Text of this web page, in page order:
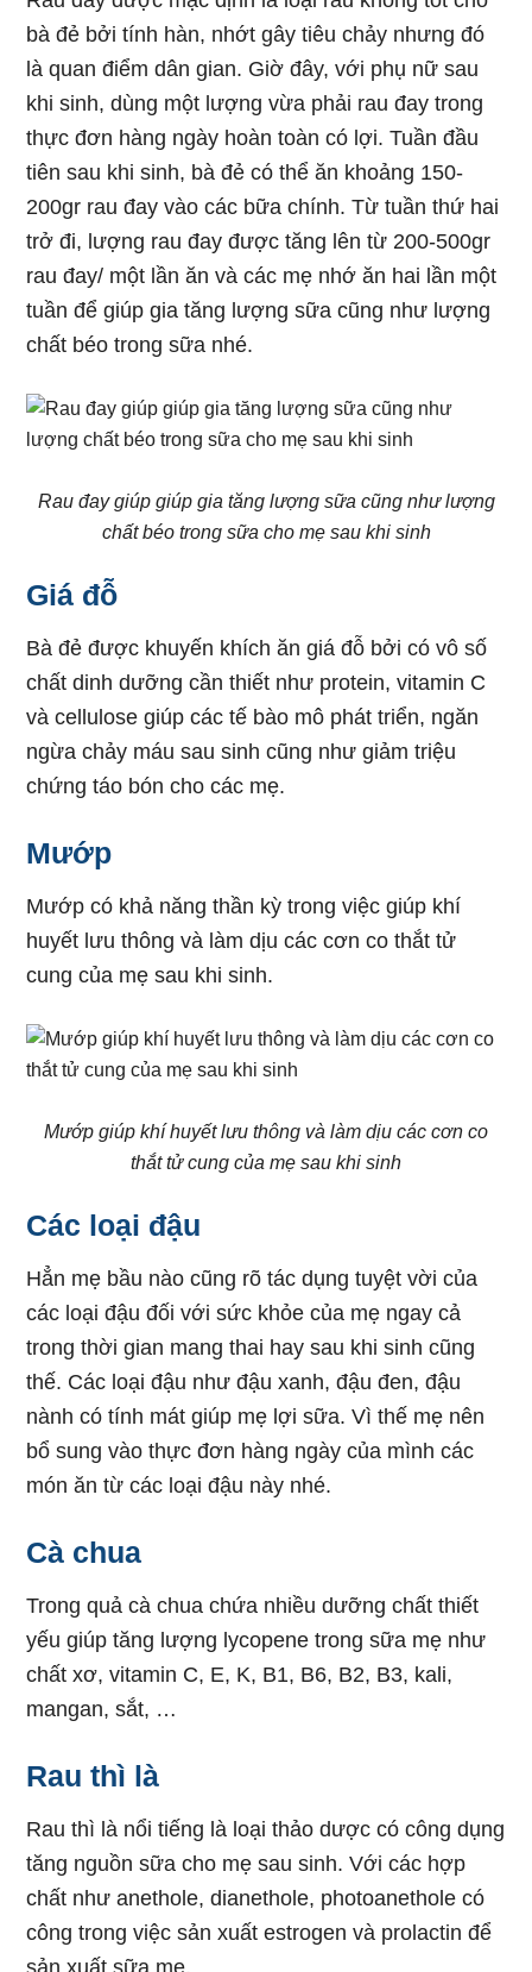
bà đẻ bởi tính hàn, nhớt gây tiêu chảy nhưng đó
là quan điểm dân gian. Giờ đây, với phụ nữ sau
khi sinh, dùng một lượng vừa phải rau đay trong
thực đơn hàng ngày hoàn toàn có lợi. Tuần đầu
tiên sau khi sinh, bà đẻ có thể ăn khoảng 150-
200gr rau đay vào các bữa chính. Từ tuần thứ hai
trở đi, lượng rau đay được tăng lên từ 200-500gr
rau đay/ một lần ăn và các mẹ nhớ ăn hai lần một
tuần để giúp gia tăng lượng sữa cũng như lượng
chất béo trong sữa nhé.
Rau đay giúp giúp gia tăng lượng sữa cũng như lượng
chất béo trong sữa cho mẹ sau khi sinh
Giá đỗ
Bà đẻ được khuyến khích ăn giá đỗ bởi có vô số
chất dinh dưỡng cần thiết như protein, vitamin C
và cellulose giúp các tế bào mô phát triển, ngăn
ngừa chảy máu sau sinh cũng như giảm triệu
chứng táo bón cho các mẹ.
Mướp
Mướp có khả năng thần kỳ trong việc giúp khí
huyết lưu thông và làm dịu các cơn co thắt tử
cung của mẹ sau khi sinh.
Mướp giúp khí huyết lưu thông và làm dịu các cơn co
thắt tử cung của mẹ sau khi sinh
Các loại đậu
Hẳn mẹ bầu nào cũng rõ tác dụng tuyệt vời của
các loại đậu đối với sức khỏe của mẹ ngay cả
trong thời gian mang thai hay sau khi sinh cũng
thế. Các loại đậu như đậu xanh, đậu đen, đậu
nành có tính mát giúp mẹ lợi sữa. Vì thế mẹ nên
bổ sung vào thực đơn hàng ngày của mình các
món ăn từ các loại đậu này nhé.
Cà chua
Trong quả cà chua chứa nhiều dưỡng chất thiết
yếu giúp tăng lượng lycopene trong sữa mẹ như
chất xơ, vitamin C, E, K, B1, B6, B2, B3, kali,
mangan, sắt, …
Rau thì là
Rau thì là nổi tiếng là loại thảo dược có công dụng
tăng nguồn sữa cho mẹ sau sinh. Với các hợp
chất như anethole, dianethole, photoanethole có
công trong việc sản xuất estrogen và prolactin để
sản xuất sữa mẹ.